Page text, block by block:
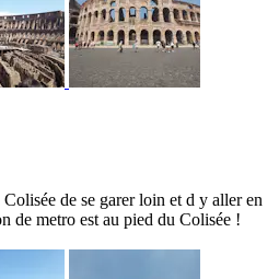
de se garer loin et d y aller en
de metro est au pied du Colisée !